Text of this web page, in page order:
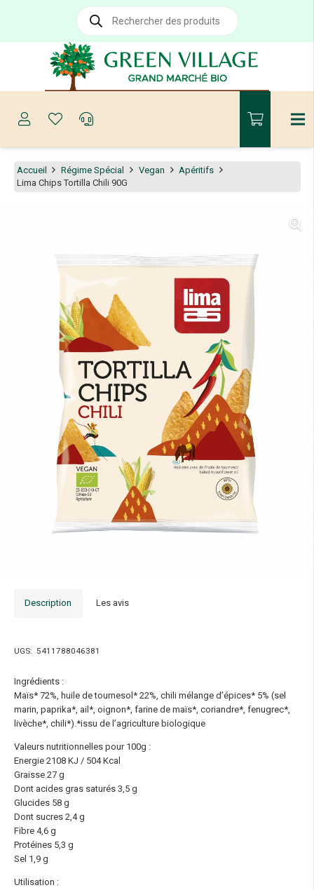
Recherche
produits
Accueil Régime Spécial Vegan
Apéritifs
Lima Chips Tortilla Chili 90G
Description Les avis
UGS: 5411788046381
Ingrédients :
Maïs* 72%, huile de tournesol* 22%, chili mélange d’épices* 5% (sel
marin, paprika*, ail*, oignon*, farine de maïs*, coriandre*, fenugrec*,
livèche*, chili*).*issu de l’agriculture biologique
Valeurs nutritionnelles pour 100g :
Energie 2108 KJ / 504 Kcal
Graisse 27 g
Dont acides gras saturés 3,5 g
Glucides 58 g
Dont sucres 2,4 g
Fibre 4,6 g
Protéines 5,3 g
Sel 1,9 g
Utilisation :